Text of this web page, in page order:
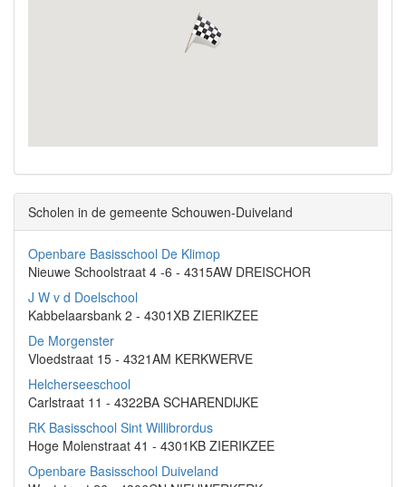
Scholen in de gemeente Schouwen-Duiveland
Openbare Basisschool De Klimop
Nieuwe Schoolstraat 4 -6 - 4315AW DREISCHOR
J W v d Doelschool
Kabbelaarsbank 2 - 4301XB ZIERIKZEE
De Morgenster
Vloedstraat 15 - 4321AM KERKWERVE
Helcherseeschool
Carlstraat 11 - 4322BA SCHARENDIJKE
RK Basisschool Sint Willibrordus
Hoge Molenstraat 41 - 4301KB ZIERIKZEE
Openbare Basisschool Duiveland